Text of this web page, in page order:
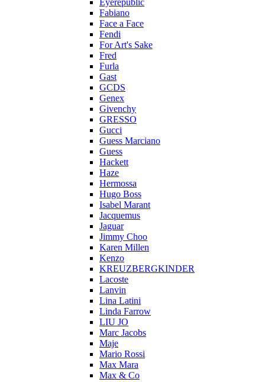
Eyerepublic
Fabiano
Face a Face
Fendi
For Art's Sake
Fred
Furla
Gast
GCDS
Genex
Givenchy
GRESSO
Gucci
Guess Marciano
Guess
Hackett
Haze
Hermossa
Hugo Boss
Isabel Marant
Jacquemus
Jaguar
Jimmy Choo
Karen Millen
Kenzo
KREUZBERGKINDER
Lacoste
Lanvin
Lina Latini
Linda Farrow
LIU JO
Marc Jacobs
Maje
Mario Rossi
Max Mara
Max & Co